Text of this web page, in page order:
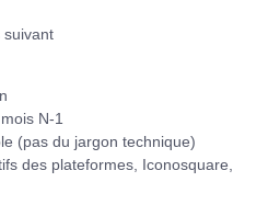
suivant
N-1
(pas du jargon technique)
des plateformes, Iconosquare,